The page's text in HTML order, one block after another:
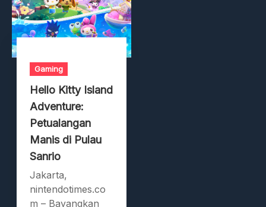
Gaming
Hello Kitty Island
Adventure:
Petualangan
Manis di Pulau
Sanrio
Jakarta,
nintendotimes.co
m – Bayangkan